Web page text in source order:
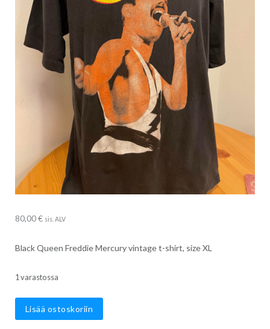
80,00€ sis. ALV
Black Queen Freddie Mercury vintage t-shirt, size XL
1 varastossa
Queen
määrä
Lisää ostoskoriin